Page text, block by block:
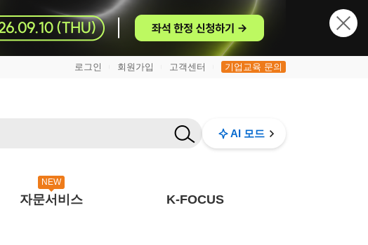
로그인 회원가입 고객센터 기업교육 문의
AI 모드
NEW
자문서비스 K-FOCUS